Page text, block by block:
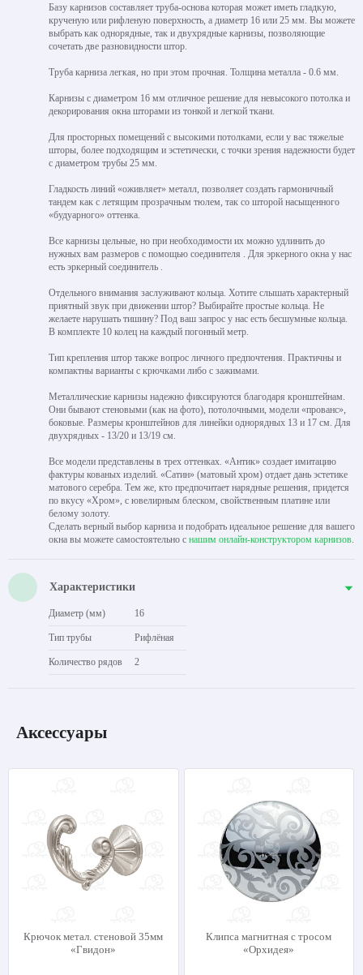
Базу карнизов составляет труба-основа которая может иметь гладкую,
крученую или рифленую поверхность, а диаметр 16 или 25 мм. Вы можете
выбрать как однорядные, так и двухрядные карнизы, позволяющие
сочетать две разновидности штор.
Труба карниза легкая, но при этом прочная. Толщина металла - 0.6 мм.
Карнизы с диаметром 16 мм отличное решение для невысокого потолка и
декорирования окна шторами из тонкой и легкой ткани.
Для просторных помещений с высокими потолками, если у вас тяжелые
шторы, более подходящим и эстетически, с точки зрения надежности будет
с диаметром трубы 25 мм.
Гладкость линий «оживляет» металл, позволяет создать гармоничный
тандем как с летящим прозрачным тюлем, так со шторой насыщенного
«будуарного» оттенка.
Все карнизы цельные, но при необходимости их можно удлинить до
нужных вам размеров с помощью соединителя . Для эркерного окна у нас
есть эркерный соединитель .
Отдельного внимания заслуживают кольца. Хотите слышать характерный
приятный звук при движении штор? Выбирайте простые кольца. Не
желаете нарушать тишину? Под ваш запрос у нас есть бесшумные кольца.
В комплекте 10 колец на каждый погонный метр.
Тип крепления штор также вопрос личного предпочтения. Практичны и
компактны варианты с крючками либо с зажимами.
Металлические карнизы надежно фиксируются благодаря кронштейнам.
Они бывают стеновыми (как на фото), потолочными, модели «прованс»,
боковые. Размеры кронштейнов для линейки однорядных 13 и 17 см. Для
двухрядных - 13/20 и 13/19 см.
Все модели представлены в трех оттенках. «Антик» создает имитацию
фактуры кованых изделий. «Сатин» (матовый хром) отдает дань эстетике
матового серебра. Тем же, кто предпочитает нарядные решения, придется
по вкусу «Хром», с ювелирным блеском, свойственным платине или
белому золоту.
Сделать верный выбор карниза и подобрать идеальное решение для вашего
окна вы можете самостоятельно с нашим онлайн-конструктором карнизов.
Характеристики
Диаметр (мм) 16
Тип трубы Рифлёная
Количество рядов 2
Аксессуары
Крючок метал. стеновой 35мм
«Гвидон»
Клипса магнитная с тросом
«Орхидея»